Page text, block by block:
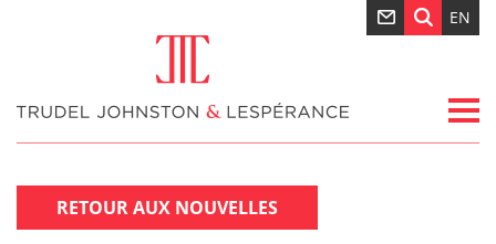
EN
RETOUR AUX NOUVELLES